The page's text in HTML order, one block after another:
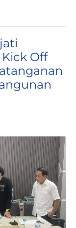
Off